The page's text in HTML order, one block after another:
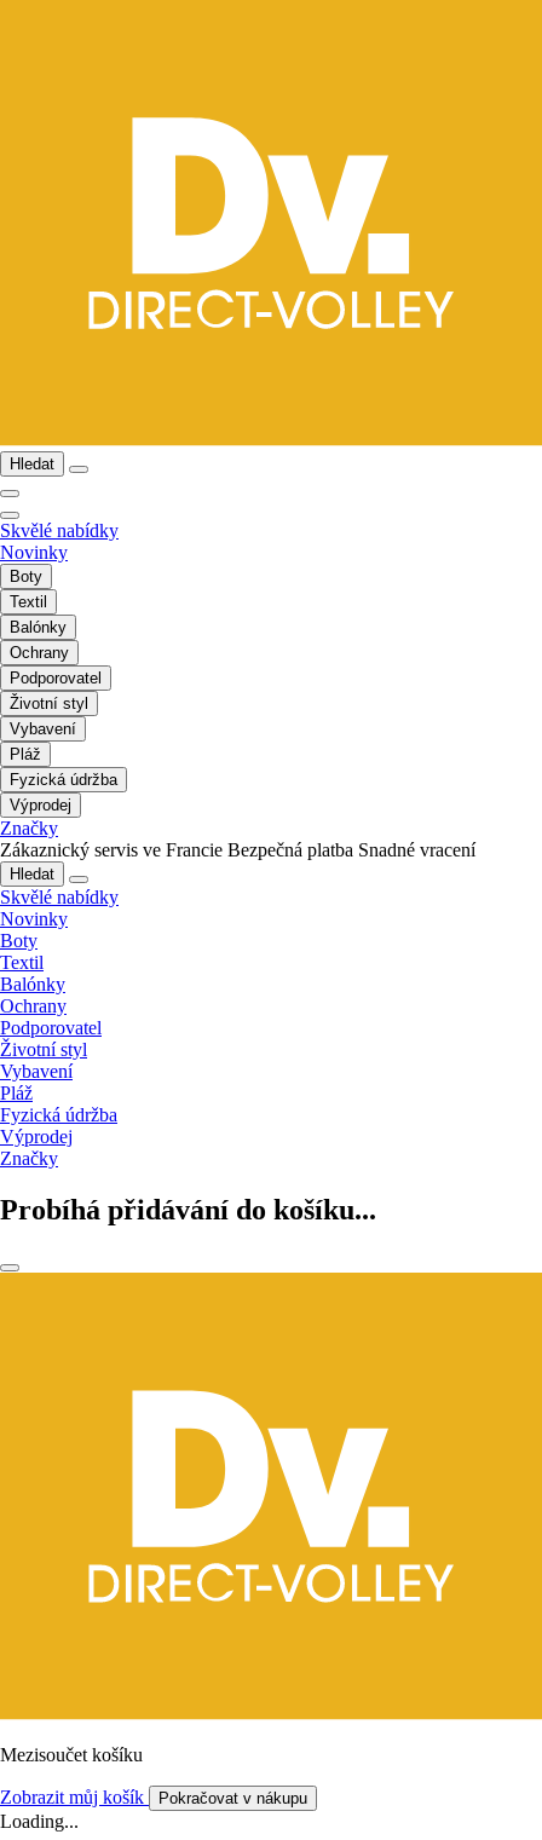
Hledat
Skvělé nabídky
Novinky
Boty
Textil
Balónky
Ochrany
Podporovatel
Životní styl
Vybavení
Pláž
Fyzická údržba
Výprodej
Značky
Zákaznický servis ve Francie Bezpečná platba Snadné vracení
Hledat
Skvělé nabídky
Novinky
Boty
Textil
Balónky
Ochrany
Podporovatel
Životní styl
Vybavení
Pláž
Fyzická údržba
Výprodej
Značky
Probíhá přidávání do košíku...
Mezisoučet košíku
Zobrazit můj košík Pokračovat v nákupu
Loading...